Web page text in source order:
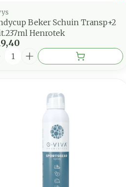
Beker Schuin Transp+2
Henrotek